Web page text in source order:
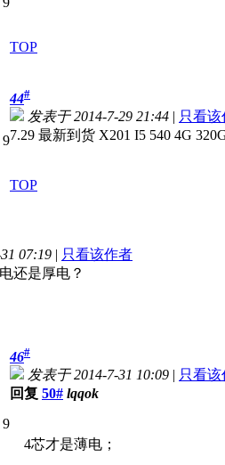
TOP
44#
发表于 2014-7-29 21:44 | 只看该
7.29 最新到货 X201 I5 540 4G
TOP
07:19 | 只看该作者
还是厚电？
46#
发表于 2014-7-31 10:09 | 只看该
回复 50# lqqok
4芯才是薄电；